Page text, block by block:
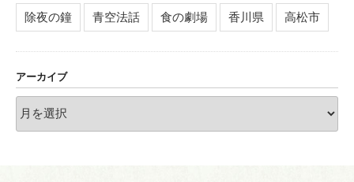
除夜の鐘 青空法話 食の劇場 香川県 高松市
アーカイブ
ー